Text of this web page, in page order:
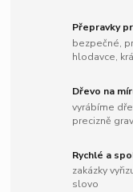
Přepravky
bezpečné,
hlodavce,
Dřevo na
vyrábíme
precizně
Rychlé a
zakázky
slovo